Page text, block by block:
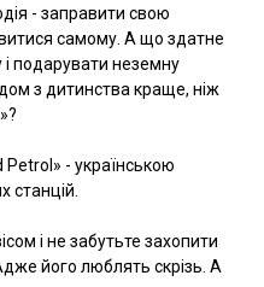
- заправити свою
самому. А що здатне
подарувати неземну
з дитинства краще, ніж
- українською
станцій.
і не забутьте захопити
його люблять скрізь. А